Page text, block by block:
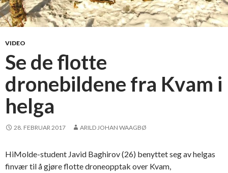
VIDEO
Se de flotte
dronebildene fra Kvam i
helga
28. FEBRUAR 2017 ARILD JOHAN WAAGBØ
HiMolde-student Javid Baghirov (26) benyttet seg av helgas
finvær til å gjøre flotte droneopptak over Kvam,